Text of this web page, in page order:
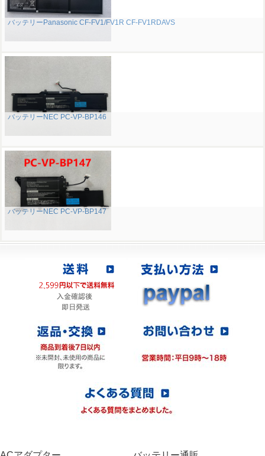
バッテリーPanasonic CF-FV1/FV1R CF-FV1RDAVS
バッテリーNEC PC-VP-BP146
バッテリーNEC PC-VP-BP147